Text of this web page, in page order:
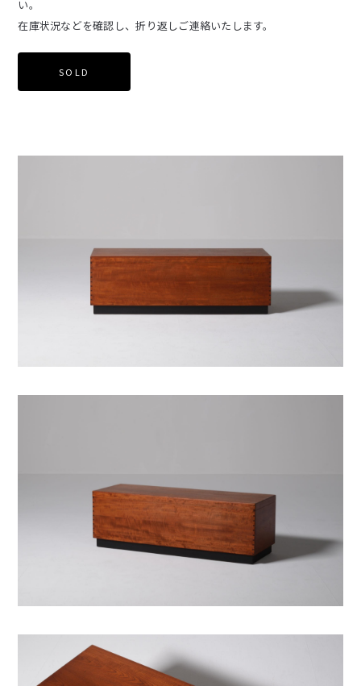
い。
在庫状況などを確認し、折り返しご連絡いたします。
SOLD